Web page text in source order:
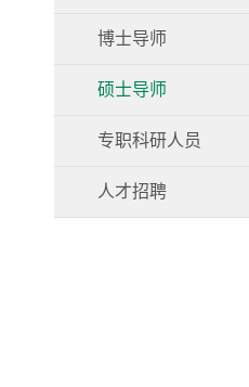
博士导师
硕士导师
专职科研人员
人才招聘